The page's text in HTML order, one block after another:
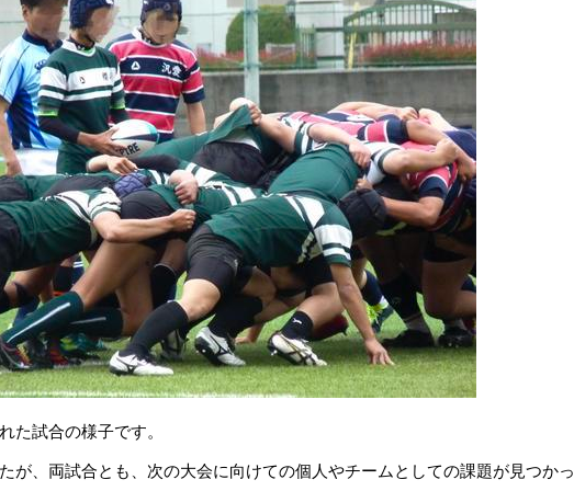
た試合の様子です。
が、両試合とも、次の大会に向けての個人やチームとしての課題が見つかっ